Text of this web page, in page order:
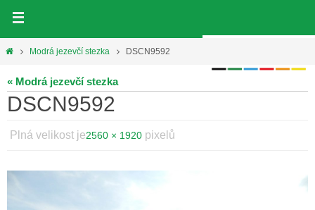
obsahHomeModrá jezevčí stezka DSCN9592
« Modrá jezevčí stezka
DSCN9592
Plná velikost je2560 × 1920 pixelů